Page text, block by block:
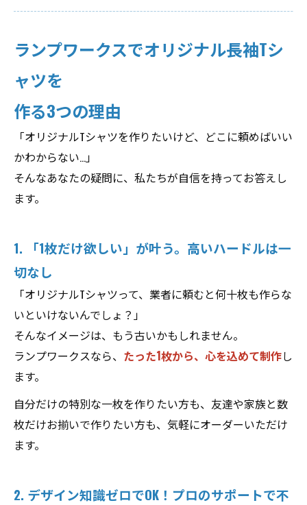
ランプワークスでオリジナル長袖Tシ
ャツを
作る3つの理由
「オリジナルTシャツを作りたいけど、どこに頼めばいい
かわからない…」
そんなあなたの疑問に、私たちが自信を持ってお答えし
ます。
1. 「1枚だけ欲しい」が叶う。高いハードルは一
切なし
「オリジナルTシャツって、業者に頼むと何十枚も作らな
いといけないんでしょ？」
そんなイメージは、もう古いかもしれません。
ランプワークスなら、 たった1枚から、心を込めて制作し
ます。
自分だけの特別な一枚を作りたい方も、友達や家族と数
枚だけお揃いで作りたい方も、気軽にオーダーいただけ
ます。
2. デザイン知識ゼロでOK！プロのサポートで不